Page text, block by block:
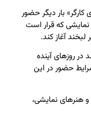
کارگر» بار دیگر حضور
نمایشی که قرار است
لبخند آغاز کند.
در روزهای آینده
حضور در این
و هنرهای نمایشی،